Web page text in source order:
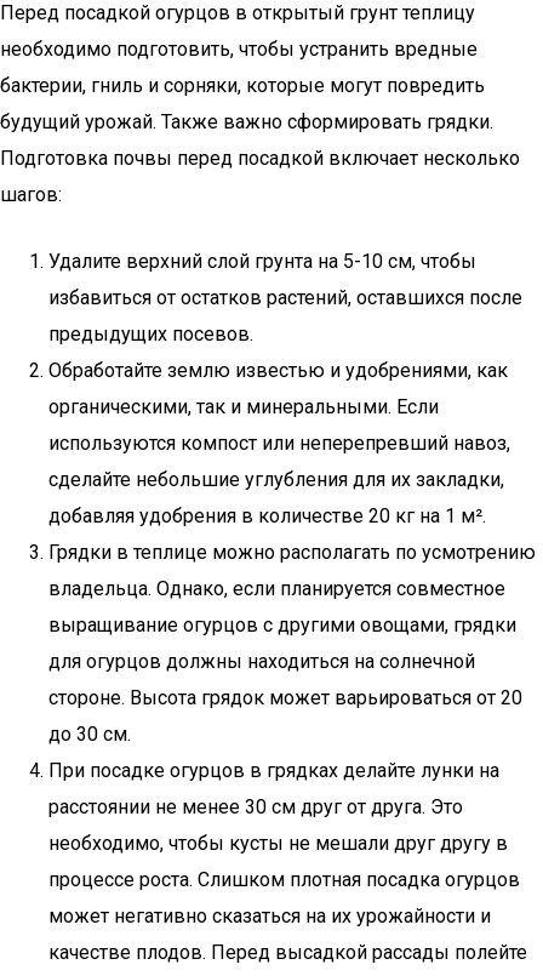
Перед посадкой огурцов в открытый грунт теплицу
необходимо подготовить, чтобы устранить вредные
бактерии, гниль и сорняки, которые могут повредить
будущий урожай. Также важно сформировать грядки.
Подготовка почвы перед посадкой включает несколько
шагов:
Удалите верхний слой грунта на 5-10 см, чтобы
избавиться от остатков растений, оставшихся после
предыдущих посевов.
Обработайте землю известью и удобрениями, как
органическими, так и минеральными. Если
используются компост или неперепревший навоз,
сделайте небольшие углубления для их закладки,
добавляя удобрения в количестве 20 кг на 1 м².
Грядки в теплице можно располагать по усмотрению
владельца. Однако, если планируется совместное
выращивание огурцов с другими овощами, грядки
для огурцов должны находиться на солнечной
стороне. Высота грядок может варьироваться от 20
до 30 см.
При посадке огурцов в грядках делайте лунки на
расстоянии не менее 30 см друг от друга. Это
необходимо, чтобы кусты не мешали друг другу в
процессе роста. Слишком плотная посадка огурцов
может негативно сказаться на их урожайности и
качестве плодов. Перед высадкой рассады полейте